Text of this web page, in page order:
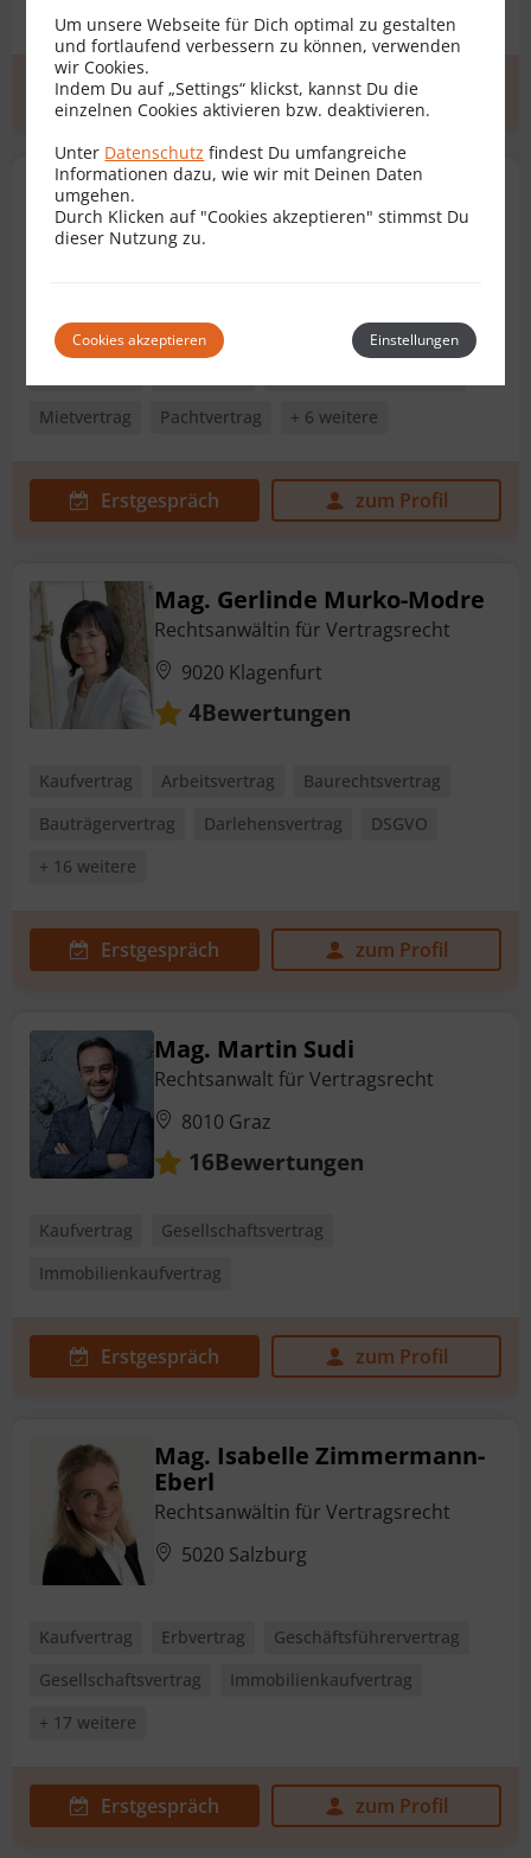
Erstgespräch zum Profil
Dr. Georg Ch. Auteried
Rechtsanwalt für Vertragsrecht
Mietvertrag
Pachtvertrag + 6 weitere
Erstgespräch zum Profil
Mag. Gerlinde Murko-Modre
Rechtsanwältin für Vertragsrecht
9020 Klagenfurt
4Bewertungen
Kaufvertrag Arbeitsvertrag
Baurechtsvertrag
Bauträgervertrag
Darlehensvertrag
DSGVO
+ 16 weitere
Erstgespräch zum Profil
Mag. Martin Sudi
Rechtsanwalt für Vertragsrecht
8010 Graz
16Bewertungen
Kaufvertrag
Gesellschaftsvertrag
Immobilienkaufvertrag
Erstgespräch zum Profil
Mag. Isabelle Zimmermann-
Eberl
Rechtsanwältin für Vertragsrecht
5020 Salzburg
Kaufvertrag Erbvertrag
Geschäftsführervertrag
Gesellschaftsvertrag
Immobilienkaufvertrag
+ 17 weitere
Erstgespräch zum Profil
Um unsere Webseite für Dich optimal zu gestalten
und fortlaufend verbessern zu können, verwenden
wir Cookies.
Indem Du auf „Settings“ klickst, kannst Du die
einzelnen Cookies aktivieren bzw. deaktivieren.
Unter Datenschutz findest Du umfangreiche
Informationen dazu, wie wir mit Deinen Daten
umgehen.
Durch Klicken auf "Cookies akzeptieren" stimmst Du
dieser Nutzung zu.
Cookies akzeptieren Einstellungen